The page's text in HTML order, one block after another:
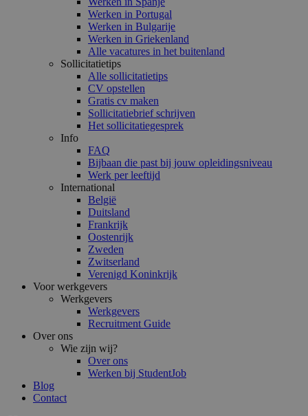
Werken in Portugal
Werken in Bulgarije
Werken in Griekenland
Alle vacatures in het buitenland
Sollicitatietips
Alle sollicitatietips
CV opstellen
Gratis cv maken
Sollicitatiebrief schrijven
Het sollicitatiegesprek
Info
FAQ
Bijbaan die past bij jouw opleidingsniveau
Werk per leeftijd
International
België
Duitsland
Frankrijk
Oostenrijk
Zweden
Zwitserland
Verenigd Koninkrijk
Voor werkgevers
Werkgevers
Werkgevers
Recruitment Guide
Over ons
Wie zijn wij?
Over ons
Werken bij StudentJob
Blog
Contact